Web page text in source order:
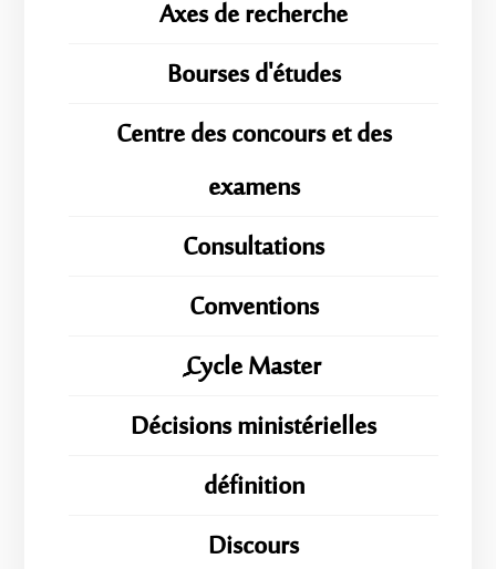
Axes de recherche
Bourses d'études
Centre des concours et des
examens
Consultations
Conventions
ِِِCycle Master
Décisions ministérielles
définition
Discours